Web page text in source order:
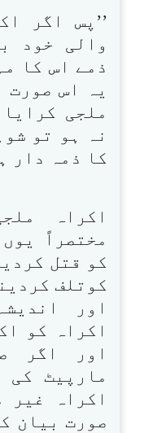
’’پس اگر
والی خود
ذمے اس کا
یہ اس صورت
ملجی
نہ ہو تو
کا ذمہ دار
اکراہ
مختصراً
کو قتل
کوتلف
اور
اکراہ کو
اور اگر
مارپیٹ
اکراہ غیر
صورت بیان